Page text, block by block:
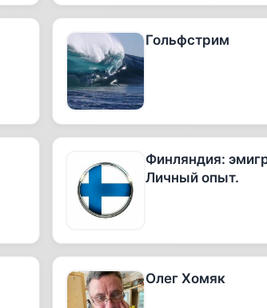
Гольфстрим
Финляндия:
Личный опыт.
Олег Хомяк